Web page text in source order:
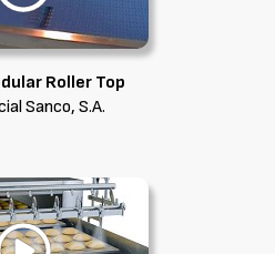
Roller Top
Sanco, S.A.